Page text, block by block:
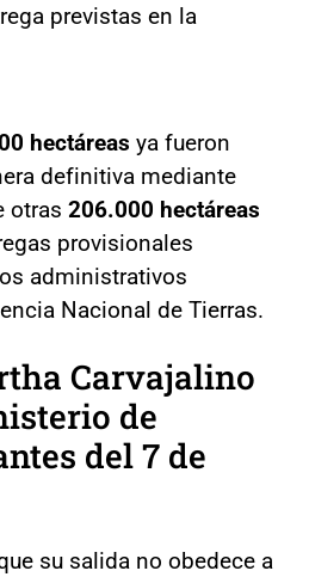
previstas en la
hectáreas ya fueron
definitiva mediante
otras 206.000 hectáreas
provisionales
administrativos
Nacional de Tierras.
Carvajalino
de
del 7 de
su salida no obedece a